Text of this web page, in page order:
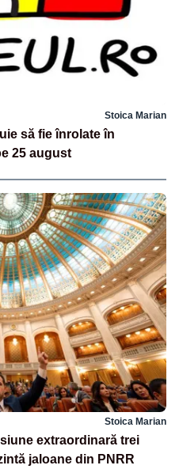
Stoica Marian
să fie înrolate în
25 august
Stoica Marian
extraordinară trei
jaloane din PNRR